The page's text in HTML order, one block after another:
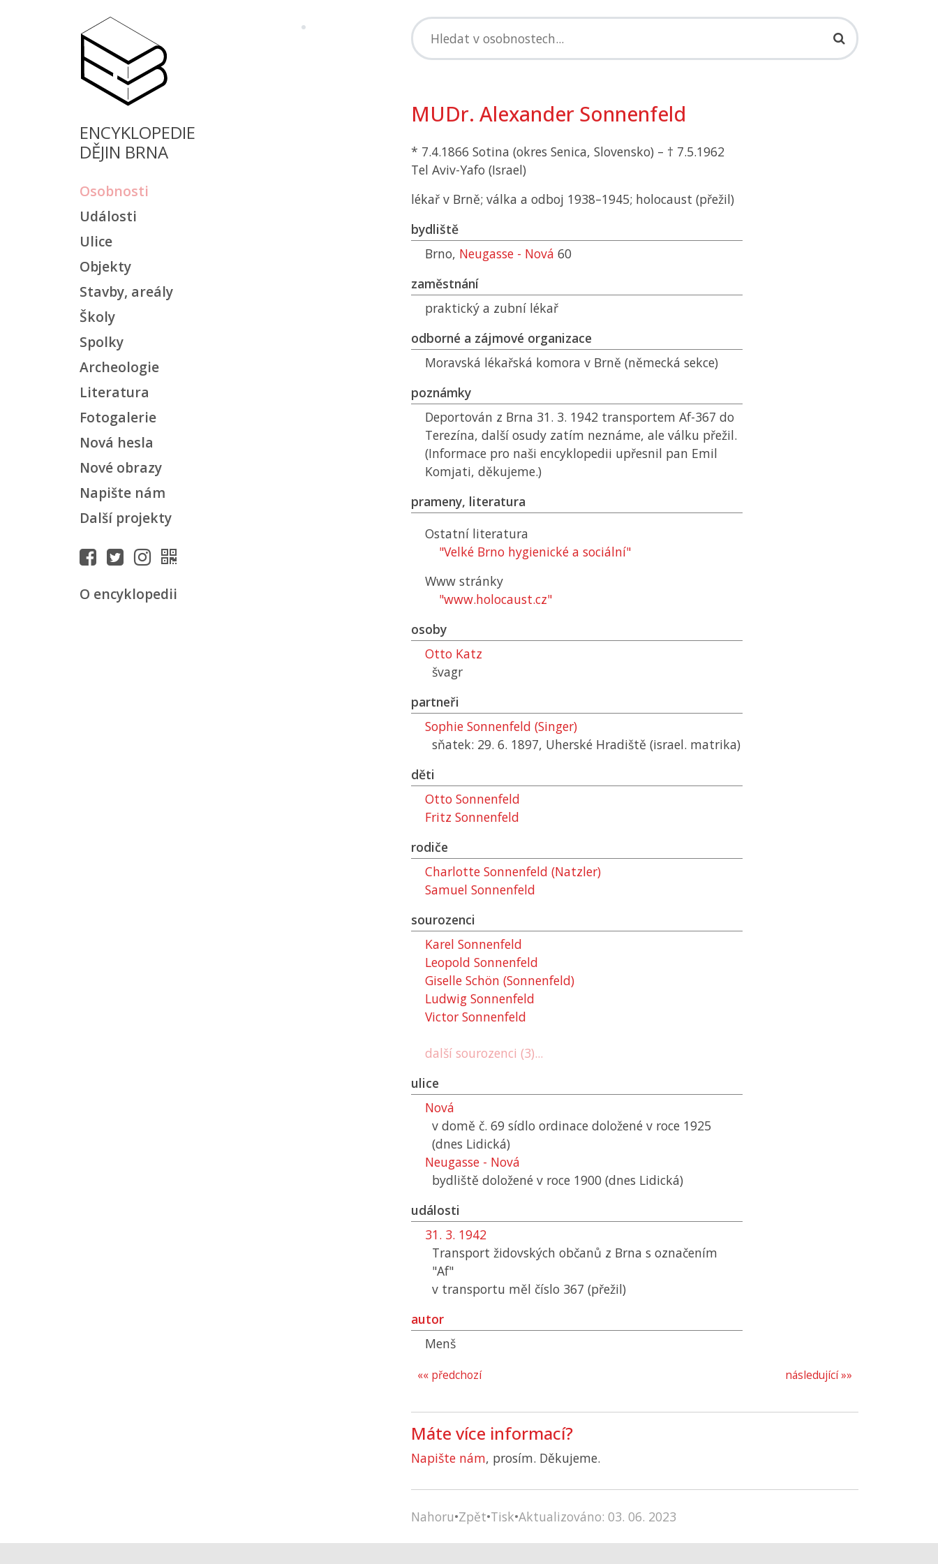
ENCYKLOPEDIE
DĚJIN BRNA
Osobnosti
Události
Ulice
Objekty
Stavby, areály
Školy
Spolky
Archeologie
Literatura
Fotogalerie
Nová hesla
Nové obrazy
Napište nám
Další projekty
O encyklopedii
MUDr. Alexander Sonnenfeld
* 7.4.1866 Sotina (okres Senica, Slovensko) – † 7.5.1962
Tel Aviv-Yafo (Israel)
lékař v Brně; válka a odboj 1938–1945; holocaust (přežil)
bydliště
Brno, Neugasse - Nová 60
zaměstnání
praktický a zubní lékař
odborné a zájmové organizace
Moravská lékařská komora v Brně (německá sekce)
poznámky
Deportován z Brna 31. 3. 1942 transportem Af-367 do
Terezína, další osudy zatím neznáme, ale válku přežil.
(Informace pro naši encyklopedii upřesnil pan Emil
Komjati, děkujeme.)
prameny, literatura
Ostatní literatura
"Velké Brno hygienické a sociální"
Www stránky
"www.holocaust.cz"
osoby
Otto Katz
švagr
partneři
Sophie Sonnenfeld (Singer)
sňatek: 29. 6. 1897, Uherské Hradiště (israel. matrika)
děti
Otto Sonnenfeld
Fritz Sonnenfeld
rodiče
Charlotte Sonnenfeld (Natzler)
Samuel Sonnenfeld
sourozenci
Karel Sonnenfeld
Leopold Sonnenfeld
Giselle Schön (Sonnenfeld)
Ludwig Sonnenfeld
Victor Sonnenfeld
další sourozenci (3)...
ulice
Nová
v domě č. 69 sídlo ordinace doložené v roce 1925
(dnes Lidická)
Neugasse - Nová
bydliště doložené v roce 1900 (dnes Lidická)
události
31. 3. 1942
Transport židovských občanů z Brna s označením
"Af"
v transportu měl číslo 367 (přežil)
autor
Menš
následující »»
«« předchozí
Máte více informací?
Napište nám, prosím. Děkujeme.
Nahoru•Zpět•Tisk•Aktualizováno: 03. 06. 2023